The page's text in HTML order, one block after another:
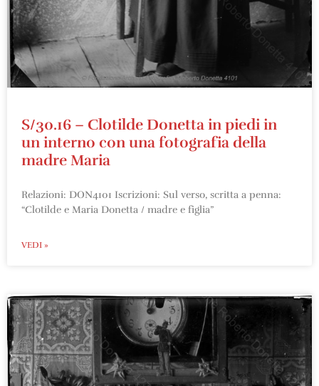
S/30.16 – Clotilde Donetta in piedi in
un interno con una fotografia della
madre Maria
Relazioni: DON4101 Iscrizioni: Sul verso, scritta a penna:
“Clotilde e Maria Donetta / madre e figlia”
VEDI »